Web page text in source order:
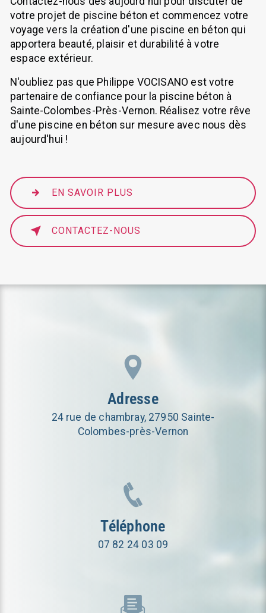
votre projet de piscine béton et commencez votre
voyage vers la création d'une piscine en béton qui
apportera beauté, plaisir et durabilité à votre
espace extérieur.
N'oubliez pas que Philippe VOCISANO est votre
partenaire de confiance pour la piscine béton à
Sainte-Colombes-Près-Vernon. Réalisez votre rêve
d'une piscine en béton sur mesure avec nous dès
aujourd'hui !
EN SAVOIR PLUS
CONTACTEZ-NOUS
Adresse
24 rue de chambray, 27950 Sainte-
Colombes-près-Vernon
Téléphone
07 82 24 03 09